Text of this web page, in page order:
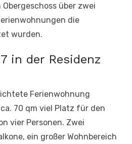
über zwei
die
wurden.
in der Residenz
Ferienwohnung
70 qm viel Platz für den
vier Personen. Zwei
ein großer Wohnbereich